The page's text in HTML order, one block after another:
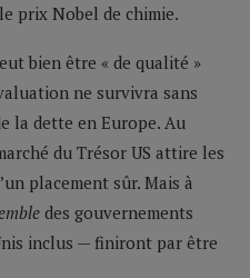
prix Nobel de chimie.
bien être « de qualité »
ne survivra sans
la dette en Europe. Au
du Trésor US attire les
placement sûr. Mais à
des gouvernements
inclus — finiront par être